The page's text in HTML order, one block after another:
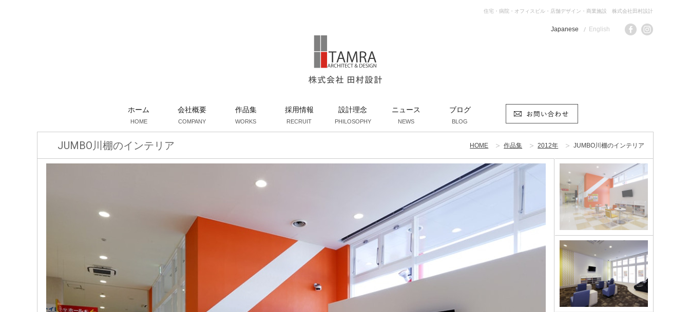
住宅・病院・オフィスビル・店舗デザイン・商業施設 株式会社田村設計
Japanese English
ホーム
HOME
会社概要
COMPANY
作品集
WORKS
採用情報
RECRUIT
設計理念
PHILOSOPHY
ニュース
NEWS
ブログ
BLOG
JUMBO川棚のインテリア HOME 作品集 2012年 JUMBO川棚のインテリア